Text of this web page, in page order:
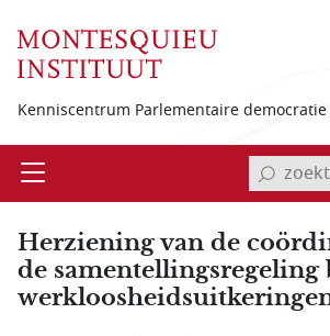
Kenniscentrum Parlementaire democratie
Open
Herziening van de
de samentellingsregeling